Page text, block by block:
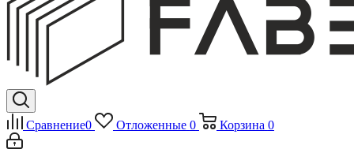
Сравнение0 Отложенные 0 Корзина 0